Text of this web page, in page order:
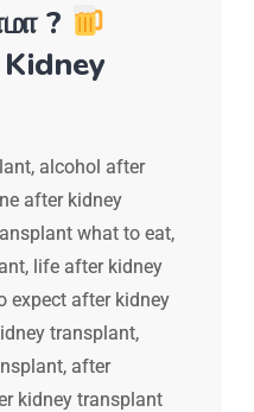
?
alcohol after
after kidney
what to eat,
life after kidney
expect after kidney
transplant,
after
kidney transplant